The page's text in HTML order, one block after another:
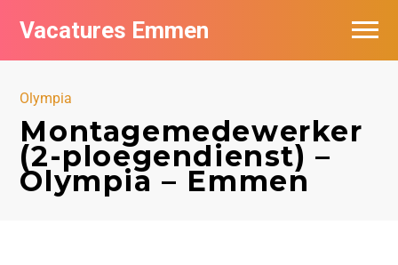
Vacatures Emmen
Olympia
Montagemedewerker
(2-ploegendienst) –
Olympia – Emmen
Vacatures per bedrijf
De populairste vacatures in Emmen
Nieuwsbrief feed